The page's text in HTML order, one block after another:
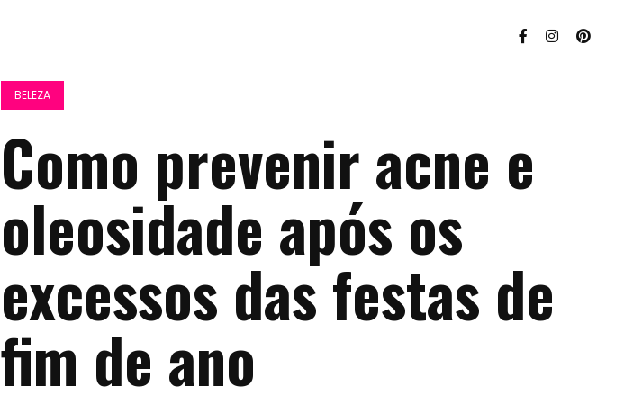
BELEZA
Como prevenir acne e
oleosidade após os
excessos das festas de
fim de ano